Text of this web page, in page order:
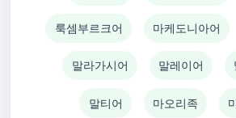
룩셈부르크어 마케도니아어
말라가시어 말레이어
말티어 마오리족